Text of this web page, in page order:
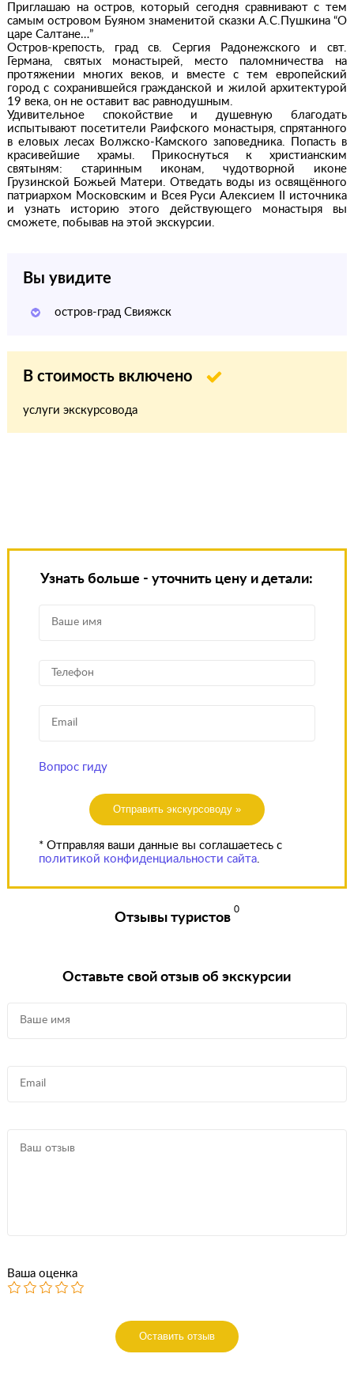
Приглашаю на остров, который сегодня сравнивают с тем
самым островом Буяном знаменитой сказки А.С.Пушкина “О
царе Салтане…”
Остров-крепость, град св. Сергия Радонежского и свт.
Германа, святых монастырей, место паломничества на
протяжении многих веков, и вместе с тем европейский
город с сохранившейся гражданской и жилой архитектурой
19 века, он не оставит вас равнодушным.
Удивительное спокойствие и душевную благодать
испытывают посетители Раифского монастыря, спрятанного
в еловых лесах Волжско-Камского заповедника. Попасть в
красивейшие храмы. Прикоснуться к христианским
святыням: старинным иконам, чудотворной иконе
Грузинской Божьей Матери. Отведать воды из освящённого
патриархом Московским и Всея Руси Алексием II источника
и узнать историю этого действующего монастыря вы
сможете, побывав на этой экскурсии.
Вы увидите
остров-град Свияжск
В стоимость включено
услуги экскурсовода
Узнать больше - уточнить цену и детали:
Вопрос гиду
Отправить экскурсоводу »
* Отправляя ваши данные вы соглашаетесь с
политикой конфиденциальности сайта.
Отзывы туристов
0
Оставьте свой отзыв об экскурсии
Ваша оценка
Оставить отзыв